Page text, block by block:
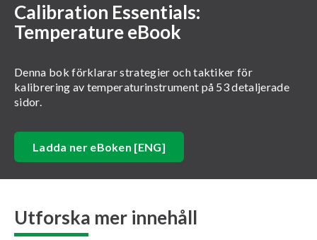
Calibration Essentials:
Temperature eBook
Denna bok förklarar strategier och taktiker för
kalibrering av temperaturinstrument på 53 detaljerade
sidor.
Ladda ner eBoken [ENG]
Utforska mer innehåll